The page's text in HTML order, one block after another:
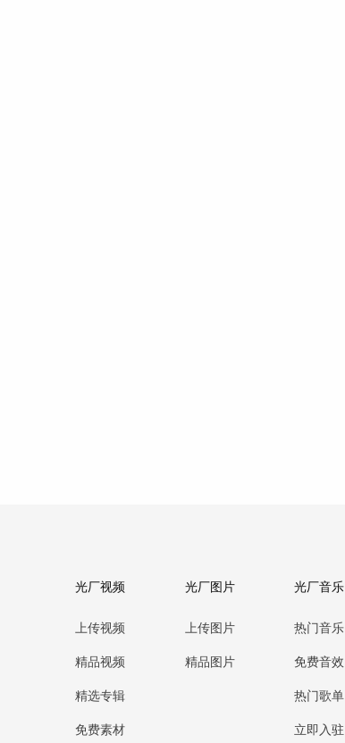
光厂视频
上传视频
精品视频
精选专辑
免费素材
光厂图片
上传图片
精品图片
光厂音乐
热门音乐
免费音效
热门歌单
立即入驻